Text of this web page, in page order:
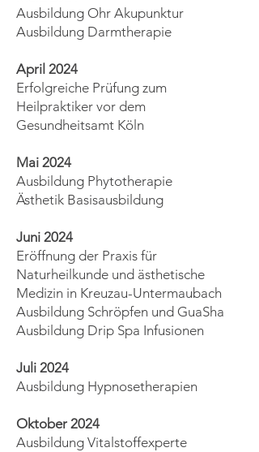
Ausbildung Ohr Akupunktur
Ausbildung Darmtherapie
April 2024
Erfolgreiche Prüfung zum
Heilpraktiker vor dem
Gesundheitsamt Köln
Mai 2024
Ausbildung Phytotherapie
Ästhetik Basisausbildung
Juni 2024
Eröffnung der Praxis für
Naturheilkunde und ästhetische
Medizin in Kreuzau-Untermaubach
Ausbildung Schröpfen und GuaSha
Ausbildung Drip Spa Infusionen
Juli 2024
Ausbildung Hypnosetherapien
Oktober 2024
Ausbildung Vitalstoffexperte